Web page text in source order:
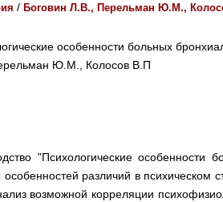
/ Боговин Л.В., Перельман Ю.М.,
особенности больных
Ю.М., Колосов В.П
"Психологические
особенностей различий в
возможной корреляции